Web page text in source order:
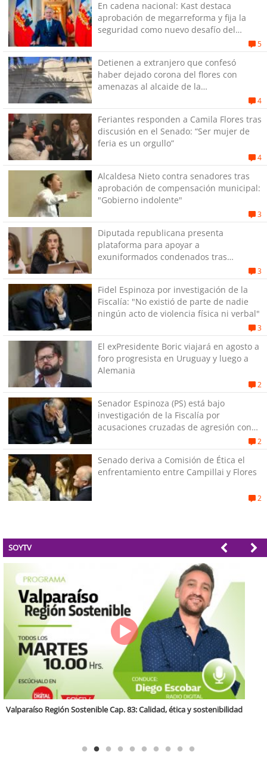
En cadena nacional: Kast destaca
aprobación de megarreforma y fija la
seguridad como nuevo desafío del
5
Detienen a extranjero que confesó
haber dejado corona del flores con
amenazas al alcaide de la
4
Feriantes responden a Camila Flores tras
discusión en el Senado: “Ser mujer de
feria es un orgullo”
4
Alcaldesa Nieto contra senadores tras
aprobación de compensación municipal:
"Gobierno indolente"
3
Diputada republicana presenta
plataforma para apoyar a
exuniformados condenados tras
3
Fidel Espinoza por investigación de la
Fiscalía: "No existió de parte de nadie
ningún acto de violencia física ni verbal"
3
El exPresidente Boric viajará en agosto a
foro progresista en Uruguay y luego a
Alemania
2
Senador Espinoza (PS) está bajo
investigación de la Fiscalía por
acusaciones cruzadas de agresión con
2
Senado deriva a Comisión de Ética el
enfrentamiento entre Campillai y Flores
2
SOYTV